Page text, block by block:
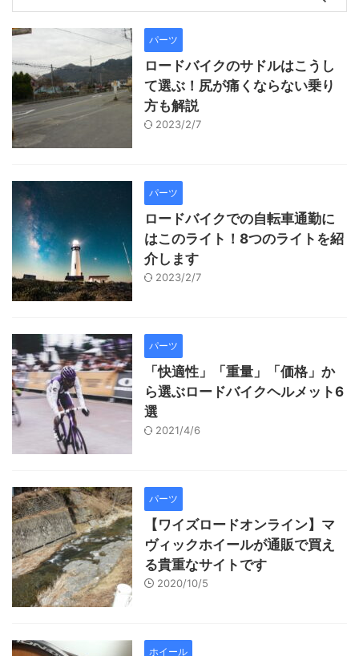
パーツ
ロードバイクのサドルはこうし
て選ぶ！尻が痛くならない乗り
方も解説
2023/2/7
パーツ
ロードバイクでの自転車通勤に
はこのライト！8つのライトを紹
介します
2023/2/7
パーツ
「快適性」「重量」「価格」か
ら選ぶロードバイクヘルメット6
選
2021/4/6
パーツ
【ワイズロードオンライン】マ
ヴィックホイールが通販で買え
る貴重なサイトです
2020/10/5
ホイール